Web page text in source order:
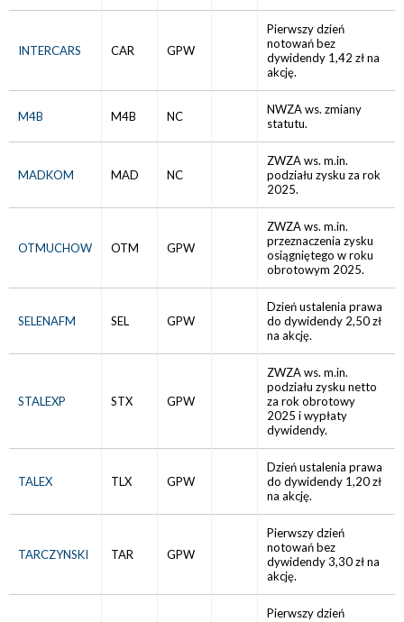
INTERCARS CAR GPW
Pierwszy dzień
notowań bez
dywidendy 1,42 zł na
akcję.
M4B M4B NC
NWZA ws. zmiany
statutu.
MADKOM MAD NC
ZWZA ws. m.in.
podziału zysku za rok
2025.
OTMUCHOW OTM GPW
ZWZA ws. m.in.
przeznaczenia zysku
osiągniętego w roku
obrotowym 2025.
SELENAFM SEL GPW
Dzień ustalenia prawa
do dywidendy 2,50 zł
na akcję.
STALEXP STX GPW
ZWZA ws. m.in.
podziału zysku netto
za rok obrotowy
2025 i wypłaty
dywidendy.
TALEX TLX GPW
Dzień ustalenia prawa
do dywidendy 1,20 zł
na akcję.
TARCZYNSKI TAR GPW
Pierwszy dzień
notowań bez
dywidendy 3,30 zł na
akcję.
Pierwszy dzień